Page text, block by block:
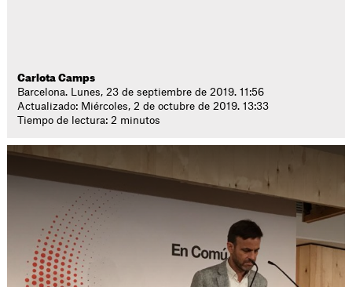
Carlota Camps
Barcelona. Lunes, 23 de septiembre de 2019. 11:56
Actualizado: Miércoles, 2 de octubre de 2019. 13:33
Tiempo de lectura: 2 minutos